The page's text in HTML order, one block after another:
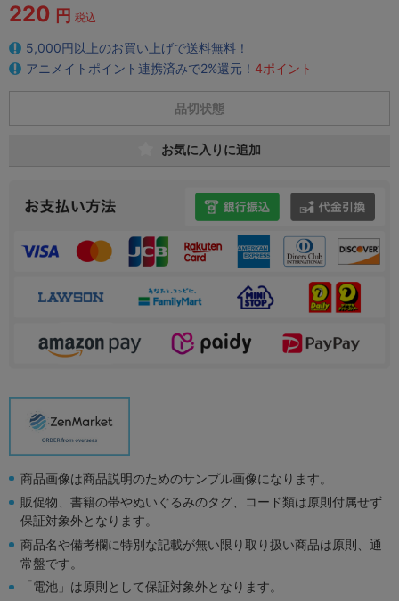
220 円 税込
5,000円以上のお買い上げで送料無料！
アニメイトポイント連携済みで2%還元！ 4ポイント
品切状態
お気に入りに追加
商品画像は商品説明のためのサンプル画像になります。
販促物、書籍の帯やぬいぐるみのタグ、コード類は原則付属せず
保証対象外となります。
商品名や備考欄に特別な記載が無い限り取り扱い商品は原則、通
常盤です。
「電池」は原則として保証対象外となります。